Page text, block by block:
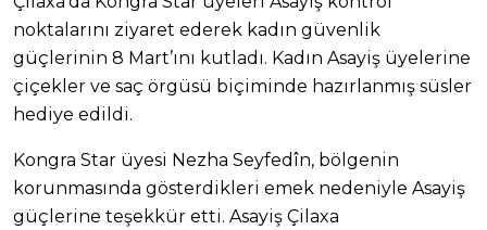
noktalarını ziyaret ederek kadın güvenlik
güçlerinin 8 Mart’ını kutladı. Kadın Asayiş üyelerine
çiçekler ve saç örgüsü biçiminde hazırlanmış süsler
hediye edildi.
Kongra Star üyesi Nezha Seyfedîn, bölgenin
korunmasında gösterdikleri emek nedeniyle Asayiş
güçlerine teşekkür etti. Asayiş Çilaxa